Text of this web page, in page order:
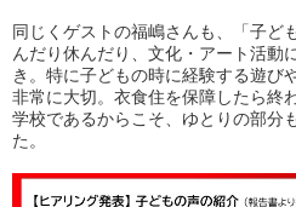
同じくゲストの福嶋さんも、
「子ど
んだり休んだり、文化・アート活動
き。特に子どもの時に経験する遊び
非常に大切。衣食住を保障したら終
学校であるからこそ、ゆとりの部分
た。